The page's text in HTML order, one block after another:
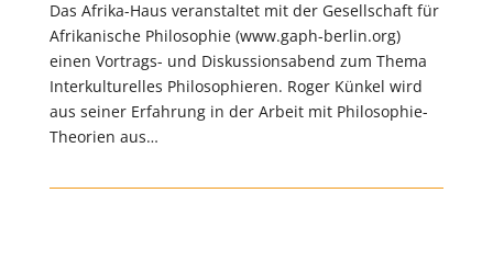
Das Afrika-Haus veranstaltet mit der Gesellschaft für
Afrikanische Philosophie (www.gaph-berlin.org)
einen Vortrags- und Diskussionsabend zum Thema
Interkulturelles Philosophieren. Roger Künkel wird
aus seiner Erfahrung in der Arbeit mit Philosophie-
Theorien aus…